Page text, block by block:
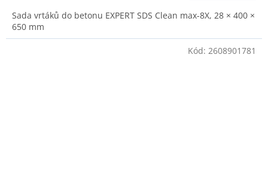
Sada vrtáků do betonu EXPERT SDS Clean max-8X, 28 × 400 ×
650 mm
Kód: 2608901781